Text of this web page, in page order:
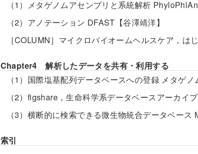
（1）メタゲノムアセンブリと系統解析
（2）アノテーション DFAST【谷澤靖洋】
［COLUMN］マイクロバイオームヘルスケア，は
Chapter4 解析したデータを共有・利用する
（1）国際塩基配列データベースへの登録 メタゲ
（2）figshare，生命科学系データベースアーカイ
（3）横断的に検索できる微生物統合データベース
索引